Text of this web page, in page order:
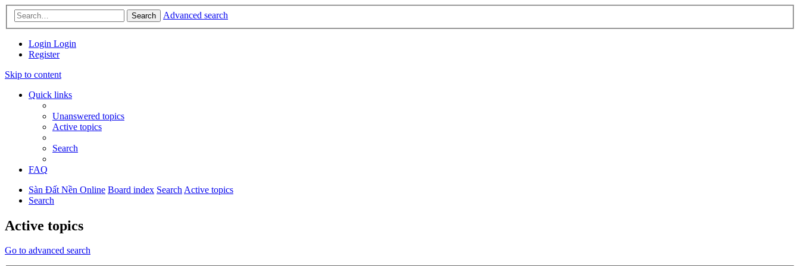
Search Advanced search
Login Login
Register
Skip to content
Quick links
Unanswered topics
Active topics
Search
FAQ
Sàn Đất Nền Online Board index Search Active topics
Search
Active topics
Go to advanced search